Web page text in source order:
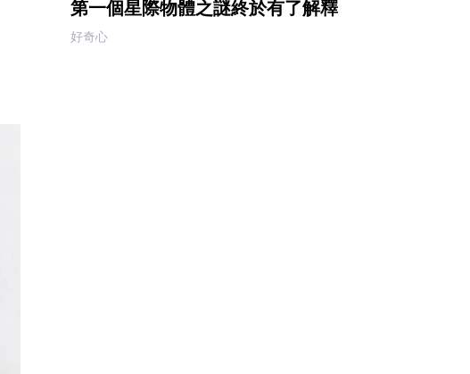
第一個星際物體之謎終於有了解釋
好奇心